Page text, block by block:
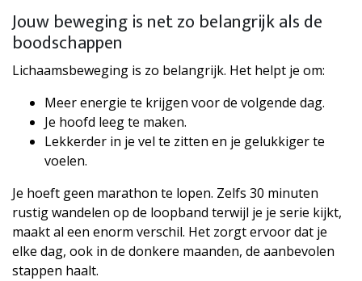
Jouw beweging is net zo belangrijk als de
boodschappen
Lichaamsbeweging is zo belangrijk. Het helpt je om:
Meer energie te krijgen voor de volgende dag.
Je hoofd leeg te maken.
Lekkerder in je vel te zitten en je gelukkiger te
voelen.
Je hoeft geen marathon te lopen. Zelfs 30 minuten
rustig wandelen op de loopband terwijl je je serie kijkt,
maakt al een enorm verschil. Het zorgt ervoor dat je
elke dag, ook in de donkere maanden, de aanbevolen
stappen haalt.